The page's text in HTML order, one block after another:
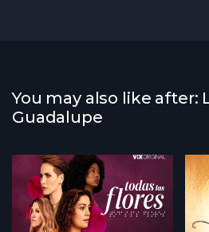
You may also like after:
Guadalupe